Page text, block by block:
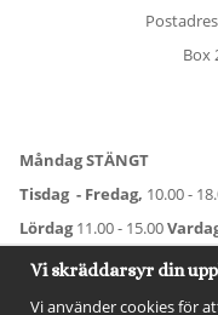
Box
Måndag STÄNGT
Tisdag - Fredag, 10.00 -
Lördag11.00 - 15.00
För avvikande
Vi skräddarsyr din
Vi använder cookies för